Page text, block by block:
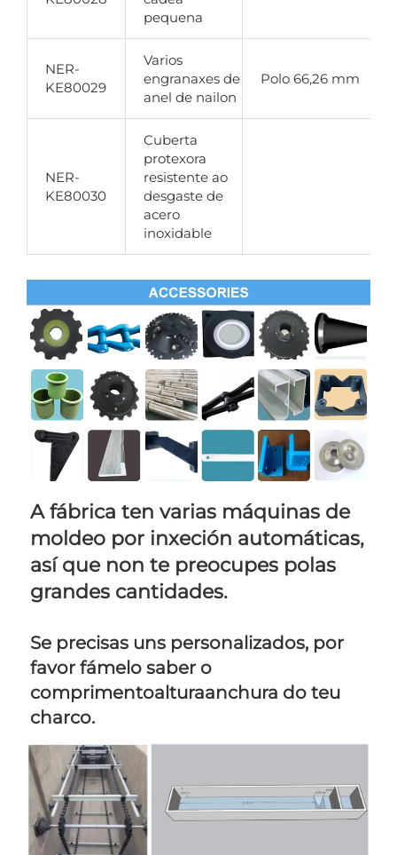
pequena
NER-
KE80029
Varios
engranaxes de
anel de nailon
Polo 66,26 mm
NER-
KE80030
Cuberta
protexora
resistente ao
desgaste de
acero
inoxidable
A fábrica ten varias máquinas de
moldeo por inxeción automáticas,
así que non te preocupes polas
grandes cantidades.
Se precisas uns personalizados, por
favor fámelo saber o
comprimentoalturaanchura do teu
charco.